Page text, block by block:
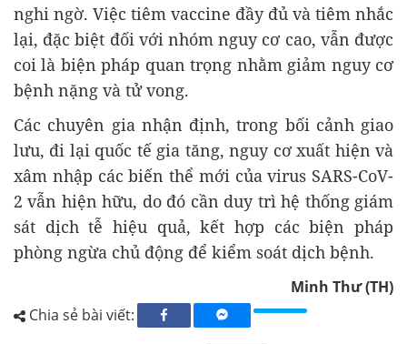
nghi ngờ. Việc tiêm vaccine đầy đủ và tiêm nhắc
lại, đặc biệt đối với nhóm nguy cơ cao, vẫn được
coi là biện pháp quan trọng nhằm giảm nguy cơ
bệnh nặng và tử vong.
Các chuyên gia nhận định, trong bối cảnh giao
lưu, đi lại quốc tế gia tăng, nguy cơ xuất hiện và
xâm nhập các biến thể mới của virus SARS-CoV-
2 vẫn hiện hữu, do đó cần duy trì hệ thống giám
sát dịch tễ hiệu quả, kết hợp các biện pháp
phòng ngừa chủ động để kiểm soát dịch bệnh.
Minh Thư (TH)
Chia sẻ bài viết: